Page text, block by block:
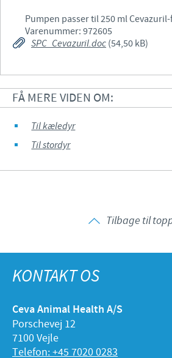
Pumpen passer til 250 ml
Varenummer: 972605
SPC_Cevazuril.doc (54,50 kB)
FÅ MERE VIDEN OM:
Til kæledyr
Til stordyr
Tilbage til
KONTAKT OS
Ceva Animal Health A/S
Porschevej 12
7100 Vejle
Telefon: +45 7020 0283